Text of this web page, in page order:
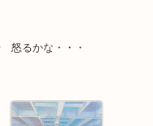
怒るかな・・・